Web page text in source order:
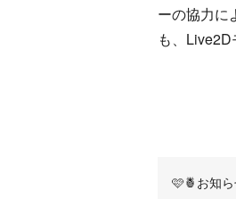
ーの協力に
も、Live2D
🩷🍍お知